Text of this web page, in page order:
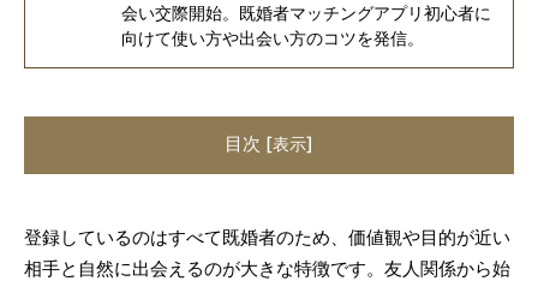
会い交際開始。既婚者マッチングアプリ初心者に
向けて使い方や出会い方のコツを発信。
目次 [表示]
登録しているのはすべて既婚者のため、価値観や目的が近い
相手と自然に出会えるのが大きな特徴です。友人関係から始